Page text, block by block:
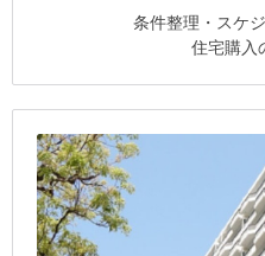
条件整理・スケ
住宅購入